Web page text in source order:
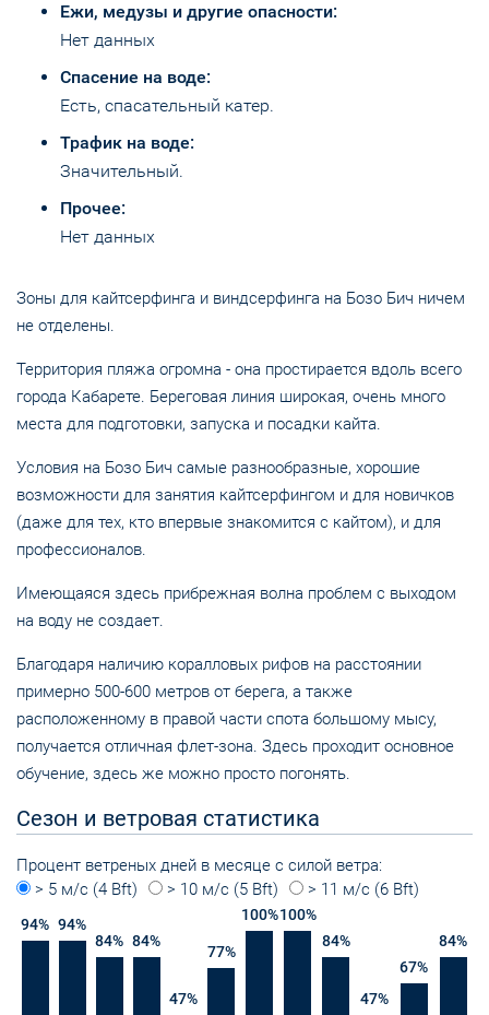
Ежи, медузы и другие опасности:
Нет данных
Спасение на воде:
Есть, спасательный катер.
Трафик на воде:
Значительный.
Прочее:
Нет данных
Зоны для кайтсерфинга и виндсерфинга на Бозо Бич ничем
не отделены.
Территория пляжа огромна - она простирается вдоль всего
города Кабарете. Береговая линия широкая, очень много
места для подготовки, запуска и посадки кайта.
Условия на Бозо Бич самые разнообразные, хорошие
возможности для занятия кайтсерфингом и для новичков
(даже для тех, кто впервые знакомится с кайтом), и для
профессионалов.
Имеющаяся здесь прибрежная волна проблем с выходом
на воду не создает.
Благодаря наличию коралловых рифов на расстоянии
примерно 500-600 метров от берега, а также
расположенному в правой части спота большому мысу,
получается отличная флет-зона. Здесь проходит основное
обучение, здесь же можно просто погонять.
Сезон и ветровая статистика
Процент ветреных дней в месяце с силой ветра:
> 5 м/с (4 Bft)
> 10 м/с (5 Bft) > 11 м/с (6 Bft)
94% 94%
84% 84%
47%
77%
100%100%
84%
47%
67%
84%